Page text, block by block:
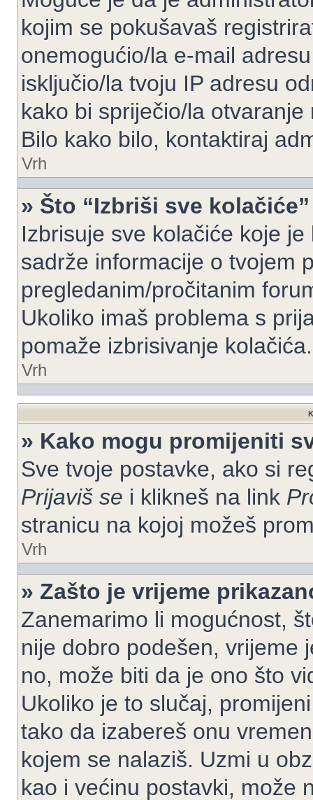
kojim se pokušavaš
onemogućio/la e-mail
isključio/la tvoju IP adresu
kako bi spriječio/la
Bilo kako bilo, kontaktiraj
Vrh
» Što “Izbriši sve
Izbrisuje sve kolačiće koje
sadrže informacije o tvojem
pregledanim/pročitanim
Ukoliko imaš problema s
pomaže izbrisivanje kolačića.
Vrh
» Kako mogu promijeniti
Sve tvoje postavke, ako si
Prijaviš se i klikneš na link
stranicu na kojoj možeš
Vrh
» Zašto je vrijeme
Zanemarimo li mogućnost,
nije dobro podešen, vrijeme
no, može biti da je ono što
Ukoliko je to slučaj,
tako da izabereš onu
kojem se nalaziš. Uzmi u
kao i većinu postavki, može